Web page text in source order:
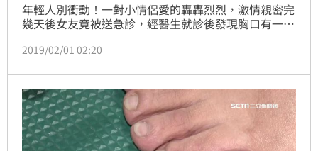
年輕人別衝動！一對小情侶愛的轟轟烈烈，激情親密完
幾天後女友竟被送急診，經醫生就診後發現胸口有一個
怎料卻在傷口上看到「齒痕」，才知道是太過激情惹得
2019/02/01 02:20